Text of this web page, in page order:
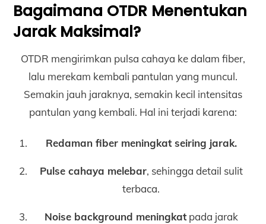
Bagaimana OTDR Menentukan
Jarak Maksimal?
OTDR mengirimkan pulsa cahaya ke dalam fiber,
lalu merekam kembali pantulan yang muncul.
Semakin jauh jaraknya, semakin kecil intensitas
pantulan yang kembali. Hal ini terjadi karena:
Redaman fiber meningkat seiring jarak.
Pulse cahaya melebar, sehingga detail sulit
terbaca.
Noise background meningkatpada jarak